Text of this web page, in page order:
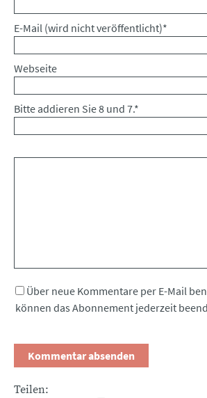
Pflichtfeld
E-Mail (wird nicht veröffentlicht)*
Webseite
Bitte addieren Sie 8 und 7.*
Über neue Kommentare per E-Mail
können das Abonnement jederzeit
Teilen: